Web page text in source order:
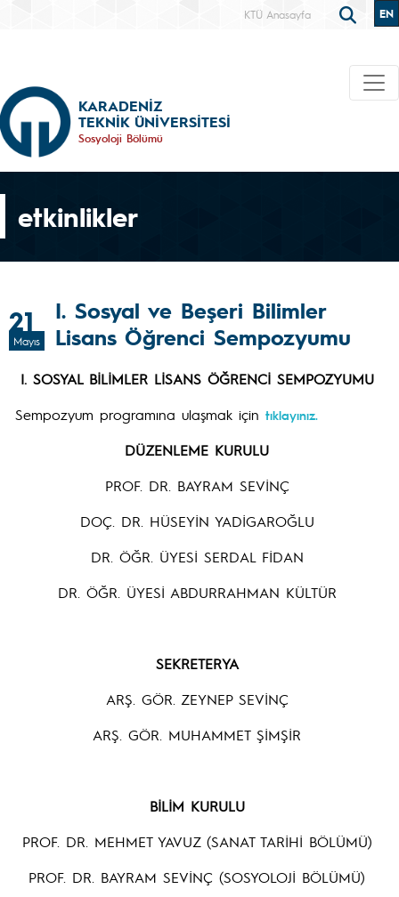
KTÜ Anasayfa EN
KARADENİZ
TEKNİK ÜNİVERSİTESİ
Sosyoloji Bölümü
etkinlikler
21
Mayıs
I. Sosyal ve Beşeri Bilimler
Lisans Öğrenci Sempozyumu
I. SOSYAL BİLİMLER LİSANS ÖĞRENCİ SEMPOZYUMU
Sempozyum programına ulaşmak için tıklayınız.
DÜZENLEME KURULU
PROF. DR. BAYRAM SEVİNÇ
DOÇ. DR. HÜSEYİN YADİGAROĞLU
DR. ÖĞR. ÜYESİ SERDAL FİDAN
DR. ÖĞR. ÜYESİ ABDURRAHMAN KÜLTÜR
SEKRETERYA
ARŞ. GÖR. ZEYNEP SEVİNÇ
ARŞ. GÖR. MUHAMMET ŞİMŞİR
BİLİM KURULU
PROF. DR. MEHMET YAVUZ (SANAT TARİHİ BÖLÜMÜ)
PROF. DR. BAYRAM SEVİNÇ (SOSYOLOJİ BÖLÜMÜ)